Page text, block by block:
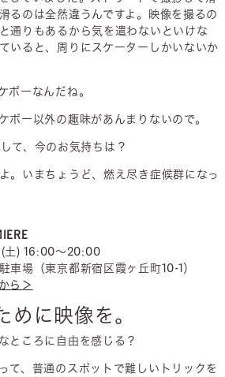
るのは全然違うんですよ。映像を撮るの
通りもあるから気を遣わないといけな
いると、周りにスケーターしかいないか
ーなんだね。
ボー以外の趣味があんまりないので。
て、今のお気持ちは？
。いまちょうど、燃え尽き症候群になっ
土) 16:00～20:00
場（東京都新宿区霞ヶ丘町10-1）
ら＞
めに映像を。
ところに自由を感じる？
て、普通のスポットで難しいトリックを